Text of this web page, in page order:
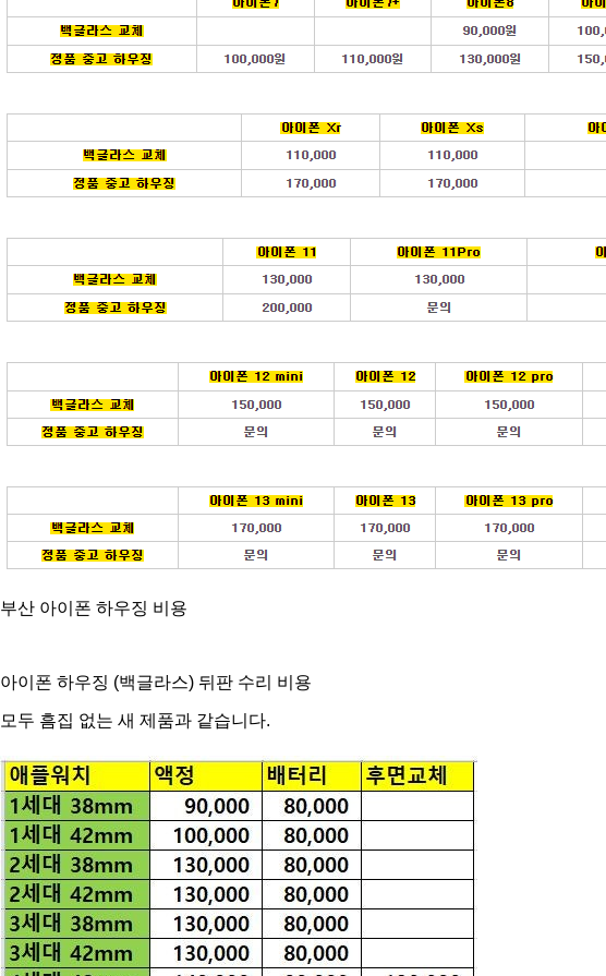
부산 아이폰 하우징 비용
아이폰 하우징 (백글라스) 뒤판 수리 비용
모두 흠집 없는 새 제품과 같습니다.